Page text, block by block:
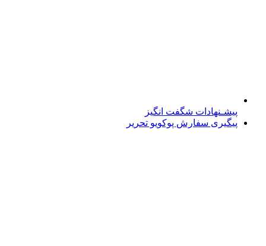
پیشـنهادات شگفت انگیز
پیگیری سفارش پوکویو تحریر